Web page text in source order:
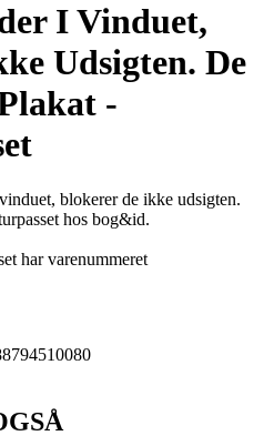
I Vinduet,
Udsigten. De
-
blokerer de ikke udsigten.
hos bog&id.
har varenummeret